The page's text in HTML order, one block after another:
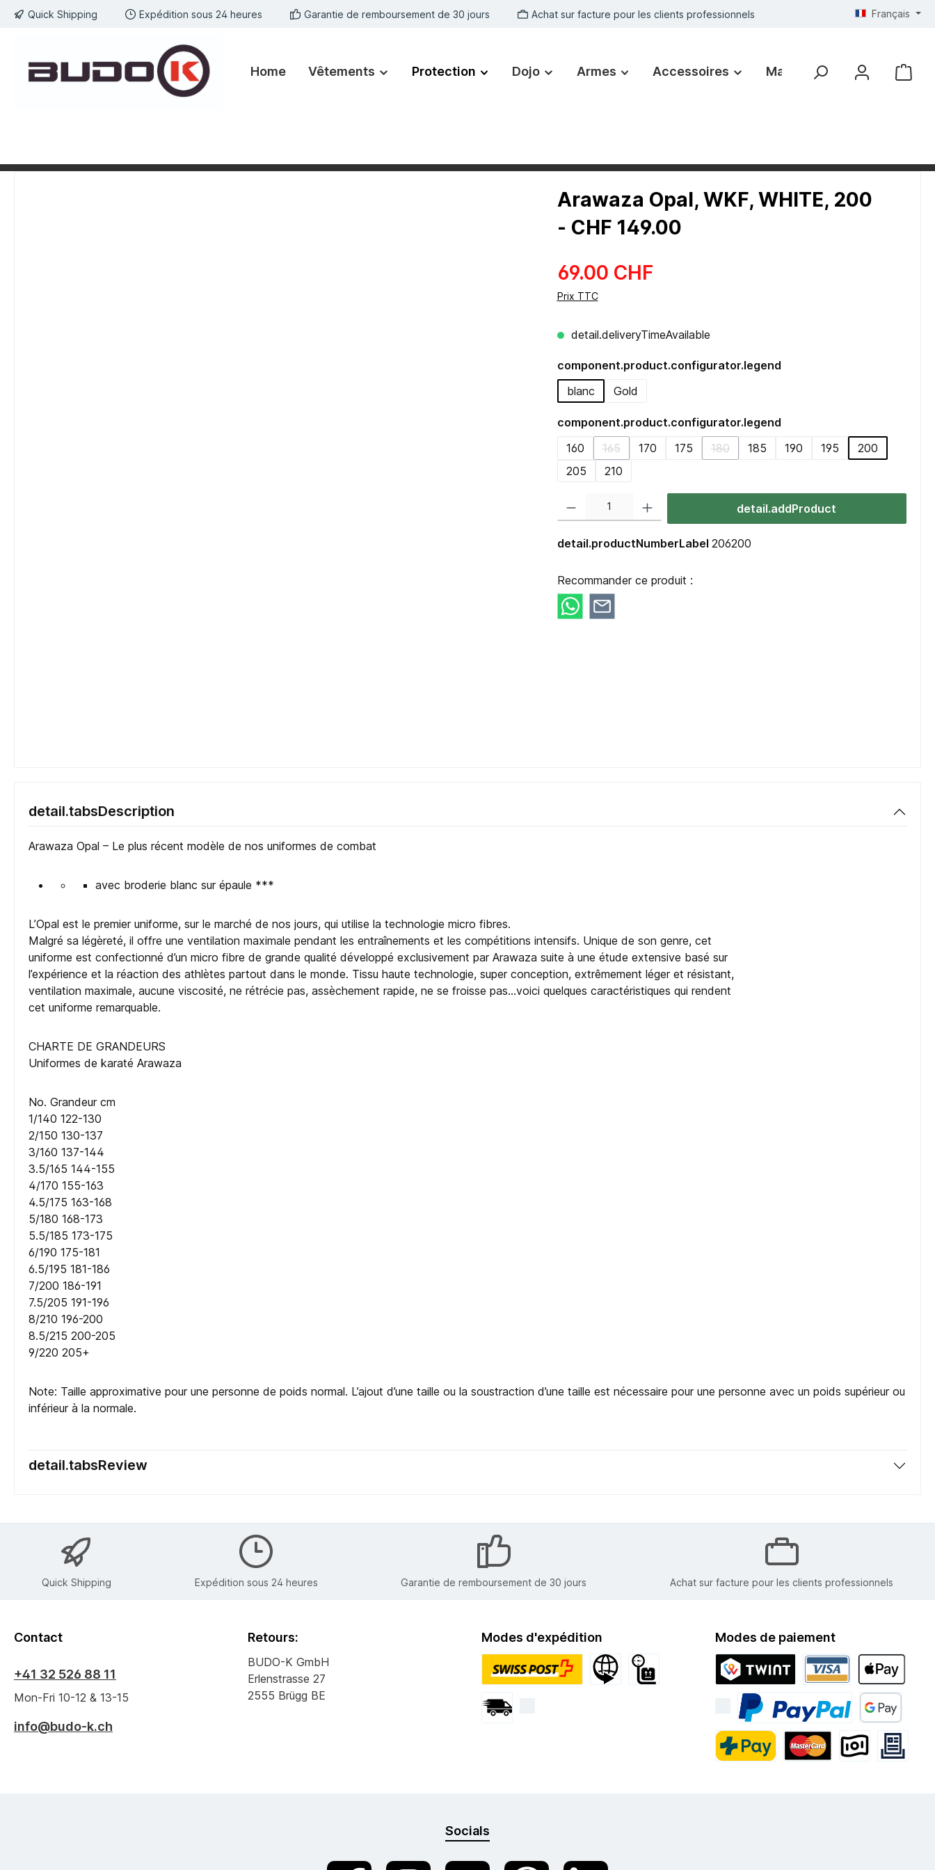
general.skipToNavigation
Quick Shipping Expédition sous 24 heures Garantie de remboursement de 30 jours Achat sur facture pour les clients professionnels Français
Home Vêtements Protection Dojo Armes Accessoires Marques
Arawaza Opal, WKF, WHITE, 200
- CHF 149.00
69.00 CHF
Prix TTC
detail.deliveryTimeAvailable
component.product.configurator.legend
blanc
Gold
component.product.configurator.legend
160
165
(detail.unavailableTooltip)
170 175 180
(detail.unavailableTooltip)
185 190 195
200
205
210
detail.addProduct
detail.productNumberLabel 206200
Recommander ce produit :
detail.tabsDescription
Arawaza Opal – Le plus récent modèle de nos uniformes de combat
avec broderie blanc sur épaule ***
L’Opal est le premier uniforme, sur le marché de nos jours, qui utilise la technologie micro fibres.
Malgré sa légèreté, il offre une ventilation maximale pendant les entraînements et les compétitions intensifs. Unique de son genre, cet
uniforme est confectionné d’un micro fibre de grande qualité développé exclusivement par Arawaza suite à une étude extensive basé sur
l’expérience et la réaction des athlètes partout dans le monde. Tissu haute technologie, super conception, extrêmement léger et résistant,
ventilation maximale, aucune viscosité, ne rétrécie pas, assèchement rapide, ne se froisse pas...voici quelques caractéristiques qui rendent
cet uniforme remarquable.
CHARTE DE GRANDEURS
Uniformes de karaté Arawaza
No. Grandeur cm
1/140 122-130
2/150 130-137
3/160 137-144
3.5/165 144-155
4/170 155-163
4.5/175 163-168
5/180 168-173
5.5/185 173-175
6/190 175-181
6.5/195 181-186
7/200 186-191
7.5/205 191-196
8/210 196-200
8.5/215 200-205
9/220 205+
Note: Taille approximative pour une personne de poids normal. L’ajout d’une taille ou la soustraction d’une taille est nécessaire pour une personne avec un poids supérieur ou
inférieur à la normale.
detail.tabsReview
Quick Shipping Expédition sous 24 heures Garantie de remboursement de 30 jours Achat sur facture pour les clients professionnels
Contact
+41 32 526 88 11
Mon-Fri 10-12 & 13-15
info@budo-k.ch
Retours:
BUDO-K GmbH
Erlenstrasse 27
2555 Brügg BE
Modes d'expédition Modes de paiement
Twint Apple Pay
PayPal Google Pay
Socials